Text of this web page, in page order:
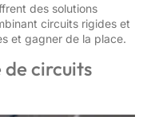
des solutions
circuits rigides et
et gagner de la place.
de circuits